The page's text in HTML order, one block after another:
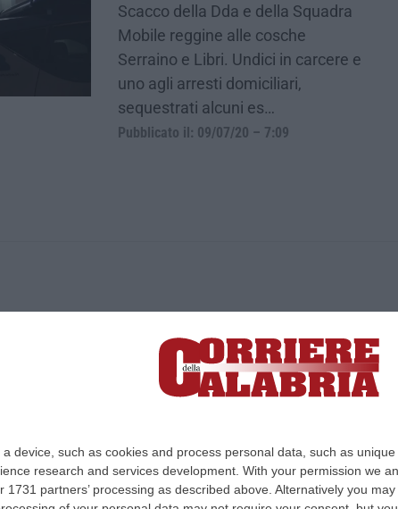
device, such as cookies and process personal data, such as
research and services development. With your permission we
partners’ processing as described above. Alternatively you
Scacco della Dda e della Squadra
Mobile reggine alle cosche
Serraino e Libri. Undici in carcere e
uno agli arresti domiciliari,
sequestrati alcuni es…
Pubblicato il: 09/07/20 – 7:09
G, S.Eufemia, Lamezia Terme (CZ)
5/2011 - Direttore responsabile Paola Militano |Privacy
Design: cfweb